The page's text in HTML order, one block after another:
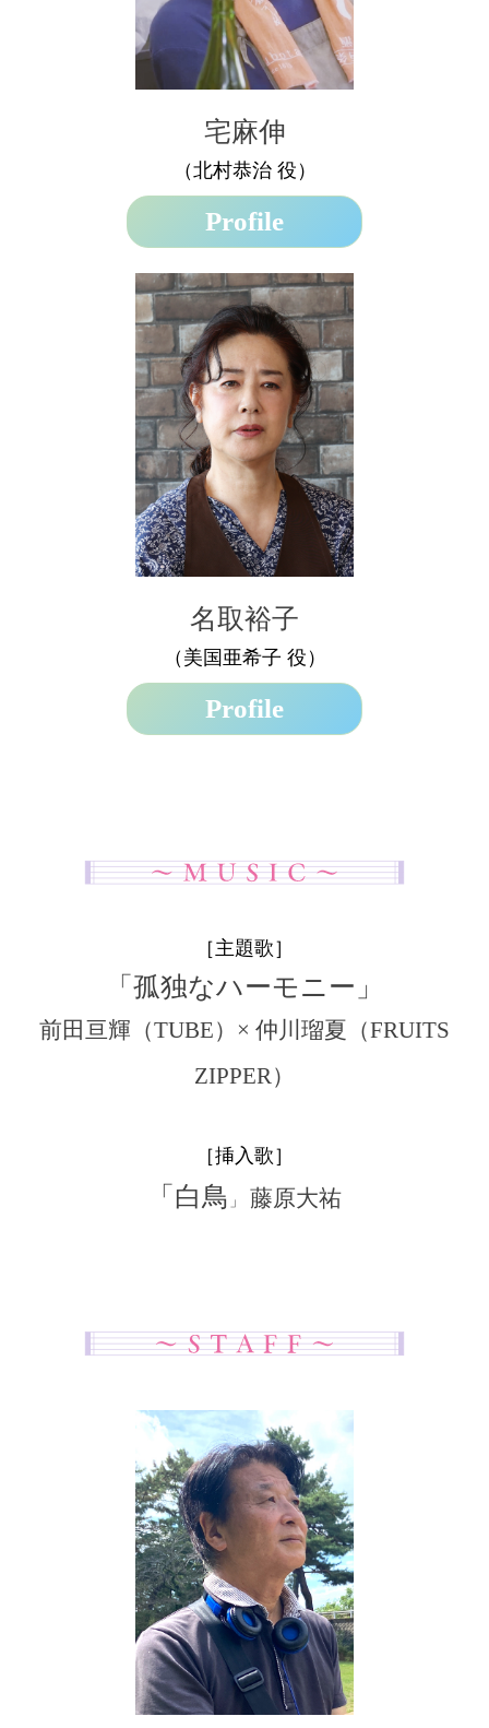
宅麻伸
（北村恭治 役）
Profile
名取裕子
（美国亜希子 役）
Profile
［主題歌］
「孤独なハーモニー」
前田亘輝（TUBE）× 仲川瑠夏（FRUITS
ZIPPER）
［挿入歌］
「白鳥 」 藤原大祐